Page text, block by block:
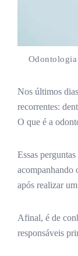
Odontologia
Nos últimos
recorrentes:
O que é a
Essas
acompanhando
após realizar
Afinal, é de
responsáveis